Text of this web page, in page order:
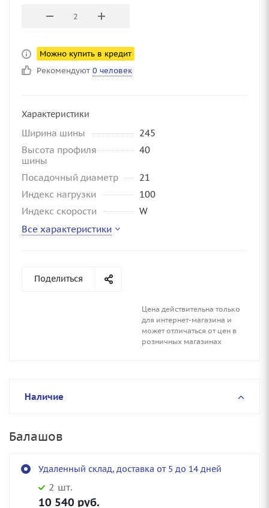
Можно купить в кредит
Рекомендуют 0 человек
Характеристики
Ширина шины
245
Высота профиля
шины
40
Посадочный диаметр
21
Индекс нагрузки
100
Индекс скорости
W
Все характеристики
Поделиться
Цена действительна только
для интернет-магазина и
может отличаться от цен в
розничных магазинах
Наличие
Балашов
Удаленный склад, доставка от 5 до 14 дней
2 шт.
10 540 руб.